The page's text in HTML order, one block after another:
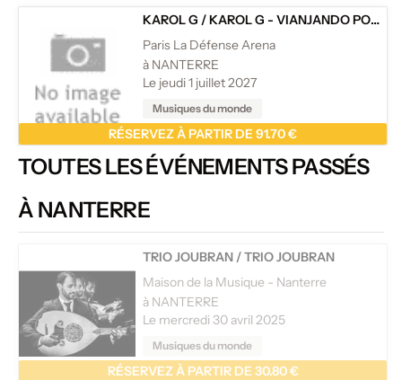
KAROL G /KAROL G - VIANJANDO POR EL MUNDO TROPITOUR
Paris La Défense Arena
à NANTERRE
Le jeudi 1 juillet 2027
Musiques du monde
RÉSERVEZ À PARTIR DE 91.70 €
TOUTES LES ÉVÉNEMENTS PASSÉS
À NANTERRE
TRIO JOUBRAN /TRIO JOUBRAN
Maison de la Musique - Nanterre
à NANTERRE
Le mercredi 30 avril 2025
Musiques du monde
RÉSERVEZ À PARTIR DE 30.80 €